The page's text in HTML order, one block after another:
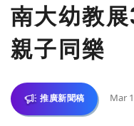
南大幼教
親子同樂
推廣新聞稿 Mar